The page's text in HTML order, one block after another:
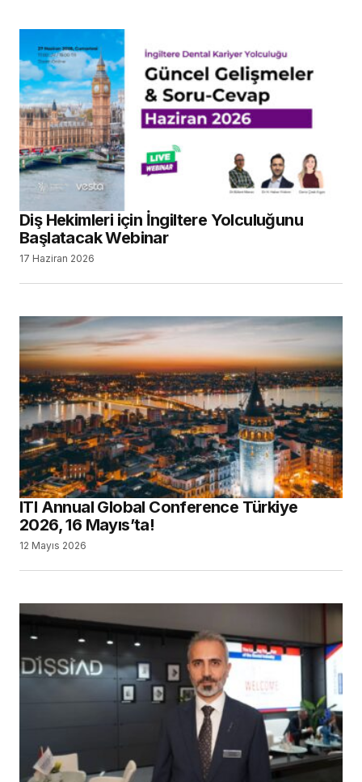
Diş Hekimleri için İngiltere Yolculuğunu
Başlatacak Webinar
17 Haziran 2026
ITI Annual Global Conference Türkiye
2026, 16 Mayıs’ta!
12 Mayıs 2026